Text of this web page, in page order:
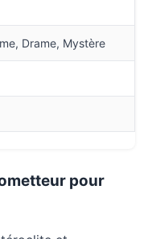
Drame, Mystère
pour